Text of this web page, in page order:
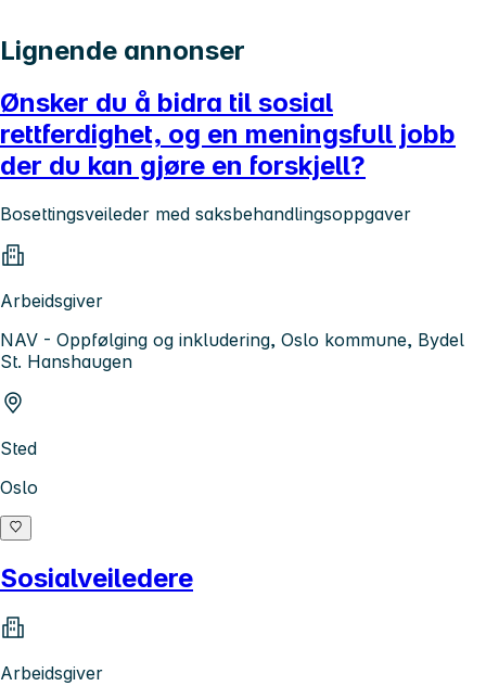
Lignende annonser
Ønsker du å bidra til sosial
rettferdighet, og en meningsfull jobb
der du kan gjøre en forskjell?
Bosettingsveileder med saksbehandlingsoppgaver
Arbeidsgiver
NAV - Oppfølging og inkludering, Oslo kommune, Bydel
St. Hanshaugen
Sted
Oslo
Sosialveiledere
Arbeidsgiver